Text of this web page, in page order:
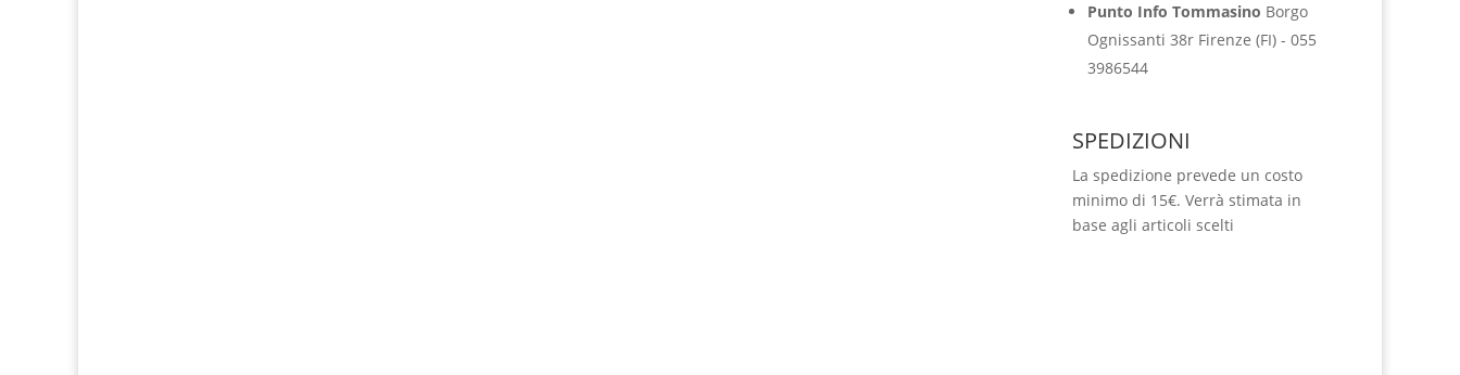
Punto Info Tommasino Borgo
Ognissanti 38r Firenze (FI) - ‭055
3986544‬
SPEDIZIONI
La spedizione prevede un costo
minimo di 15€. Verrà stimata in
base agli articoli scelti